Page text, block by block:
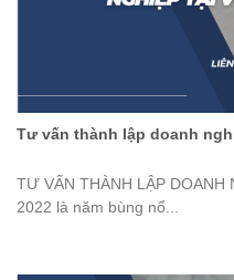
Tư vấn thành lập doanh
TƯ VẤN THÀNH LẬP DOANH
2022 là năm bùng nổ...